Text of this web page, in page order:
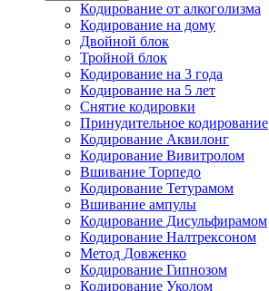
Кодирование от алкоголизма
Кодирование на дому
Двойной блок
Тройной блок
Кодирование на 3 года
Кодирование на 5 лет
Снятие кодировки
Принудительное кодирование
Кодирование Аквилонг
Кодирование Вивитролом
Вшивание Торпедо
Кодирование Тетурамом
Вшивание ампулы
Кодирование Дисульфирамом
Кодирование Налтрексоном
Метод Довженко
Кодирование Гипнозом
Кодирование Уколом